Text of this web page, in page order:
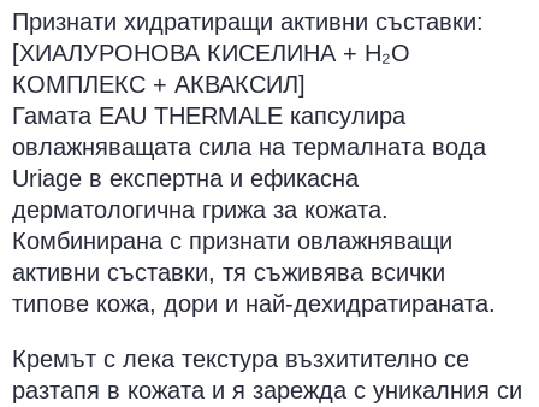
Признати хидратиращи активни съставки:
[ХИАЛУРОНОВА КИСЕЛИНА + H₂O
КОМПЛЕКС + АКВАКСИЛ]
Гамата EAU THERMALE капсулира
овлажняващата сила на термалната вода
Uriage в експертна и ефикасна
дерматологична грижа за кожата.
Комбинирана с признати овлажняващи
активни съставки, тя съживява всички
типове кожа, дори и най-дехидратираната.
Кремът с лека текстура възхитително се
разтапя в кожата и я зарежда с уникалния си